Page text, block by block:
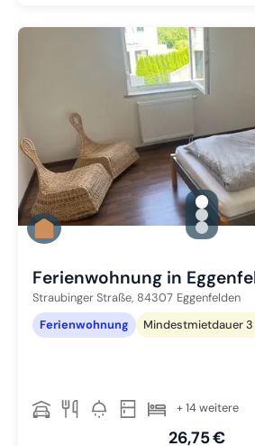
Zu Slide
Zu Slide
Zu Slide
Ferienwohnung in
Straubinger Straße, 84307 Eggenfelden
Ferienwohnung
Mindestmietdauer
+ 14 weitere
26,75 €